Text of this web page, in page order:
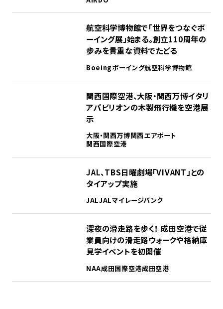
航空科学博物館で「世界をつなぐボ
ーイング展」始まる。創立110周年の
歩みを貴重な資料でたどる
Boeingボーイング航空科学博物館
関西国際空港、大阪・関西万博イタリ
アパビリオンの木製飛行機を空港展
示
大阪・関西万博関西エアポート
関西国際空港
JAL、TBS日曜劇場「VIVANT」との
タイアップ実施
JALJALマイレージバンク
深夜の滑走路を歩く！ 成田空港で従
業員向けの滑走路ウォークや格納庫
見学イベントを初開催
NAA成田国際空港成田空港